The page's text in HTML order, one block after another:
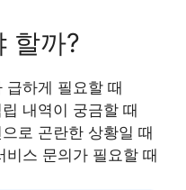
할까?
급하게 필요할 때
내역이 궁금할 때
로 곤란한 상황일 때
비스 문의가 필요할 때